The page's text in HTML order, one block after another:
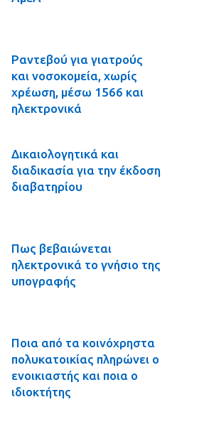
Ραντεβού για γιατρούς
και νοσοκομεία, χωρίς
χρέωση, μέσω 1566 και
ηλεκτρονικά
Δικαιολογητικά και
διαδικασία για την έκδοση
διαβατηρίου
Πως βεβαιώνεται
ηλεκτρονικά το γνήσιο της
υπογραφής
Ποια από τα κοινόχρηστα
πολυκατοικίας πληρώνει ο
ενοικιαστής και ποια ο
ιδιοκτήτης